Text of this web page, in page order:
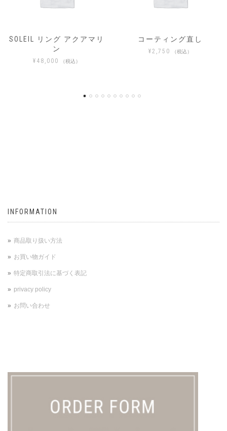
コーティング直し
2,750
SOLEIL_ソレイユ ヘソナ
イト イヤーカフ02
INFORMATION
商品取り扱い方法
お買い物ガイド
特定商取引法に基づく表記
privacy policy
お問い合わせ